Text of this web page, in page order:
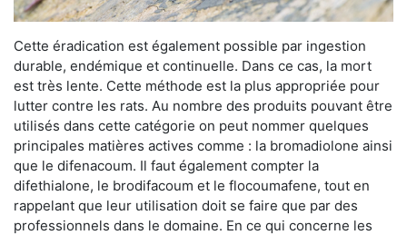
Cette éradication est également possible par ingestion
durable, endémique et continuelle. Dans ce cas, la mort
est très lente. Cette méthode est la plus appropriée pour
lutter contre les rats. Au nombre des produits pouvant être
utilisés dans cette catégorie on peut nommer quelques
principales matières actives comme : la bromadiolone ainsi
que le difenacoum. Il faut également compter la
difethialone, le brodifacoum et le flocoumafene, tout en
rappelant que leur utilisation doit se faire que par des
professionnels dans le domaine. En ce qui concerne les